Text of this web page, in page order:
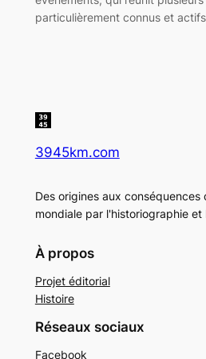
particulièrement connus et
3945km.com
Des origines aux conséquences
mondiale par l'historiographie et
À propos
Projet éditorial
Histoire
Réseaux sociaux
Facebook